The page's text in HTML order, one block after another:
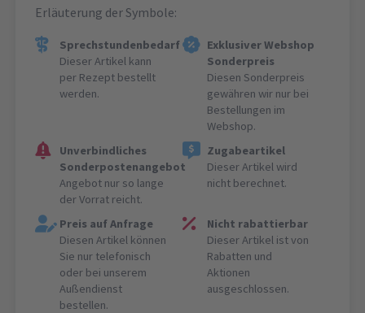
Erläuterung der Symbole:
Sprechstundenbedarf
Dieser Artikel kann
per Rezept bestellt
werden.
Exklusiver Webshop
Sonderpreis
Diesen Sonderpreis
gewähren wir nur bei
Bestellungen im
Webshop.
Unverbindliches
Sonderpostenangebot
Angebot nur so lange
der Vorrat reicht.
Zugabeartikel
Dieser Artikel wird
nicht berechnet.
Preis auf Anfrage
Diesen Artikel können
Sie nur telefonisch
oder bei unserem
Außendienst
bestellen.
Nicht rabattierbar
Dieser Artikel ist von
Rabatten und
Aktionen
ausgeschlossen.